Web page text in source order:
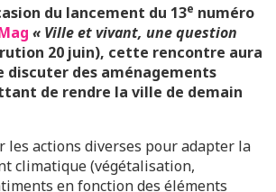
du lancement du 13e numéro
« Ville et vivant, une question
20 juin), cette rencontre aura
discuter des aménagements
de rendre la ville de demain
les actions diverses pour adapter la
climatique (végétalisation,
en fonction des éléments